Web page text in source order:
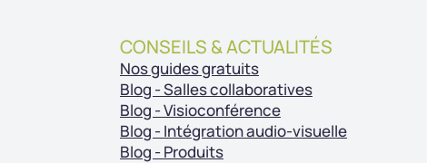
CONSEILS & ACTUALITÉS
Nos guides gratuits
Blog - Salles collaboratives
Blog - Visioconférence
Blog - Intégration audio-visuelle
Blog - Produits